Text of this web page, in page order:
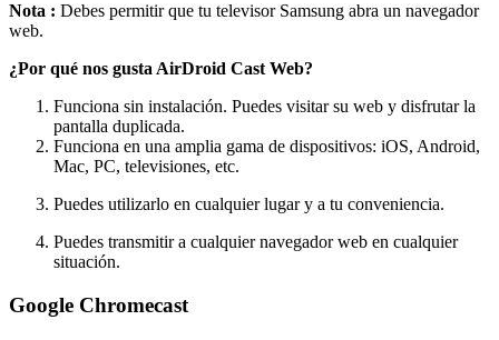
Nota : Debes permitir que tu televisor Samsung abra un navegador
web.
¿Por qué nos gusta AirDroid Cast Web?
Funciona sin instalación. Puedes visitar su web y disfrutar la
pantalla duplicada.
Funciona en una amplia gama de dispositivos: iOS, Android,
Mac, PC, televisiones, etc.
Puedes utilizarlo en cualquier lugar y a tu conveniencia.
Puedes transmitir a cualquier navegador web en cualquier
situación.
Google Chromecast